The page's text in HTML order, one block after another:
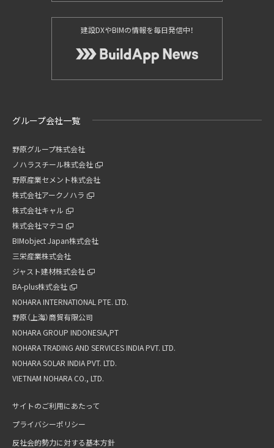
建設DXやBIMの情報を毎日発信中！
グループ会社一覧
野原グループ株式会社
ノハラスチール株式会社
野原産業セメント株式会社
株式会社アークノハラ
株式会社キャル
株式会社マテコ
BIMobject Japan株式会社
三栄産業株式会社
ジャスト建材株式会社
BA-plus株式会社
NOHARA INTERNATIONAL PTE. LTD.
野原（上海）商貿有限公司
NOHARA GROUP INDONESIA,PT
NOHARA TRADING AND SERVICES INDIA PVT. LTD.
NOHARA SOLAR INDIA PVT. LTD.
VIETNAM NOHARA CO., LTD.
サイトのご利用にあたって
プライバシーポリシー
反社会的勢力に対する基本方針